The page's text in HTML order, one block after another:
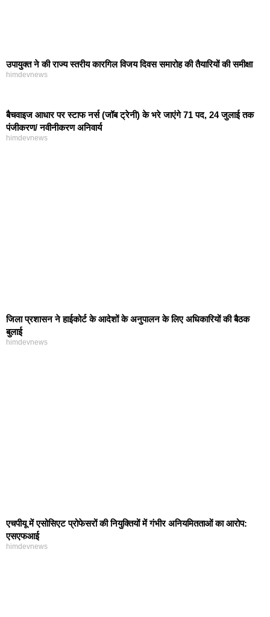
उपायुक्त ने की राज्य स्तरीय कारगिल विजय दिवस समारोह की तैयारियों की समीक्षा
himdevnews
बैचवाइज आधार पर स्टाफ नर्स (जॉब ट्रेनी) के भरे जाएंगे 71 पद, 24 जुलाई तक
पंजीकरण/ नवीनीकरण अनिवार्य
himdevnews
जिला प्रशासन ने हाईकोर्ट के आदेशों के अनुपालन के लिए अधिकारियों की बैठक
बुलाई
himdevnews
एचपीयू में एसोसिएट प्रोफेसरों की नियुक्तियों में गंभीर अनियमितताओं का आरोप:
एसएफआई
himdevnews